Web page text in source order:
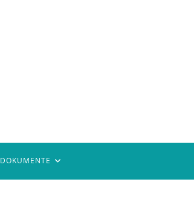
DOKUMENTE